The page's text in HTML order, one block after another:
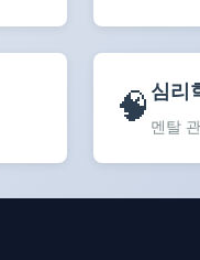
🧠 심리
멘탈